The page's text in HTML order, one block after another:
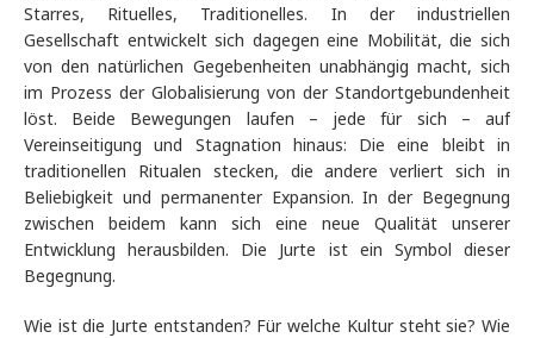
Starres, Rituelles, Traditionelles. In der industriellen
Gesellschaft entwickelt sich dagegen eine Mobilität, die sich
von den natürlichen Gegebenheiten unabhängig macht, sich
im Prozess der Globalisierung von der Standortgebundenheit
löst. Beide Bewegungen laufen – jede für sich – auf
Vereinseitigung und Stagnation hinaus: Die eine bleibt in
traditionellen Ritualen stecken, die andere verliert sich in
Beliebigkeit und permanenter Expansion. In der Begegnung
zwischen beidem kann sich eine neue Qualität unserer
Entwicklung herausbilden. Die Jurte ist ein Symbol dieser
Begegnung.
Wie ist die Jurte entstanden? Für welche Kultur steht sie? Wie